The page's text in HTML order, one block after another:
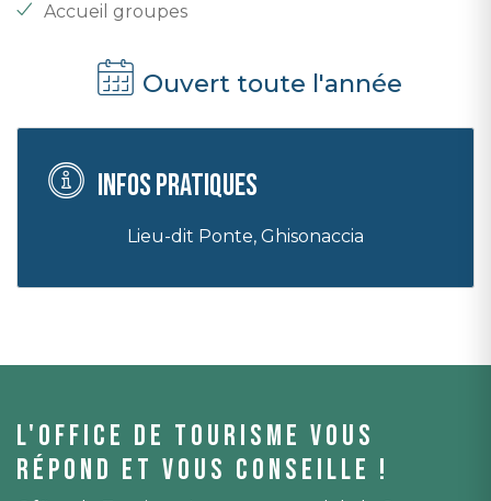
Accueil groupes
Ouvert toute l'année
Infos pratiques
Lieu-dit Ponte, Ghisonaccia
L'office de tourisme vous
répond et vous conseille !